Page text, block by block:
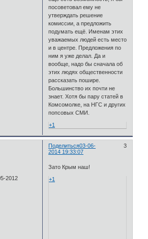
посоветовал ему не
утверждать решение
комиссии, а предложить
подумать ещё. Именам этих
уважаемых людей есть место
и в центре. Предложения по
ним я уже делал. Да и
вообще, надо бы сначала об
этих людях общественности
рассказать пошире.
Большинство их почти не
знает. Хотя бы пару статей в
Комсомолке, на НГС и других
попсовых СМИ.
+1
Поделиться 3
03-06-
2014 19:33:07
2012
Зато Крым наш!
+1